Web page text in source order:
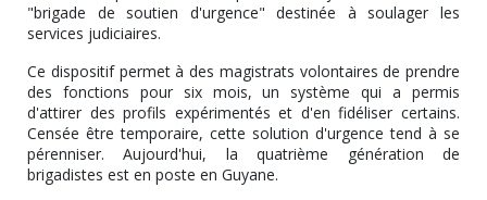
"brigade de soutien d'urgence" destinée à soulager les
services judiciaires.
Ce dispositif permet à des magistrats volontaires de prendre
des fonctions pour six mois, un système qui a permis
d'attirer des profils expérimentés et d'en fidéliser certains.
Censée être temporaire, cette solution d'urgence tend à se
pérenniser. Aujourd'hui, la quatrième génération de
brigadistes est en poste en Guyane.